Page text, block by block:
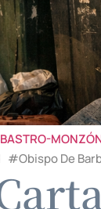
#Obispo De